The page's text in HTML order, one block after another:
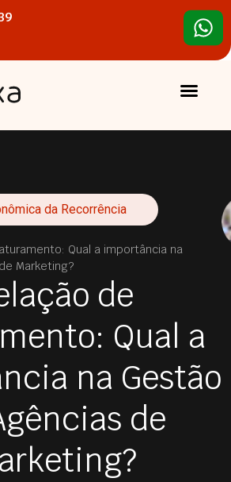
da Recorrência
Qual a importância na
Marketing?
de
Qual a
na Gestão
de